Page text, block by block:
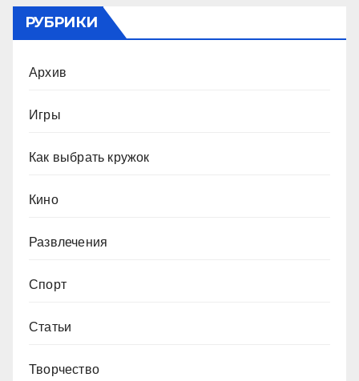
РУБРИКИ
Архив
Игры
Как выбрать кружок
Кино
Развлечения
Спорт
Статьи
Творчество